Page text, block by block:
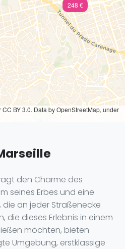
248 €
CC BY 3.0. Data by OpenStreetMap, under
den Charme des
seines Erbes und eine
die an jeder Straßenecke
die dieses Erlebnis in einem
möchten, bieten
Umgebung, erstklassige